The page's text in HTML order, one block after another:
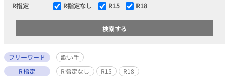
R指定 R指定なし R15 R18
フリーワード
歌い手
R指定
R指定なし R15 R18